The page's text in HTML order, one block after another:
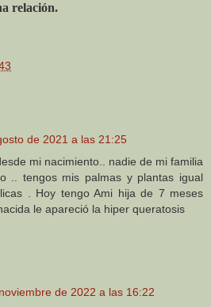
relación.
de 2021 a las 21:25
mi nacimiento.. nadie de mi familia
.. tengos mis palmas y plantas igual
. Hoy tengo Ami hija de 7 meses
le apareció la hiper queratosis
de 2022 a las 16:22